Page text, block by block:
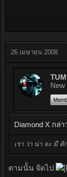
26 เมษายน 2008
New
Diamond X กล่า
เรา ว่า น่า จะ มี ติ
ตามนั้น จัดไป